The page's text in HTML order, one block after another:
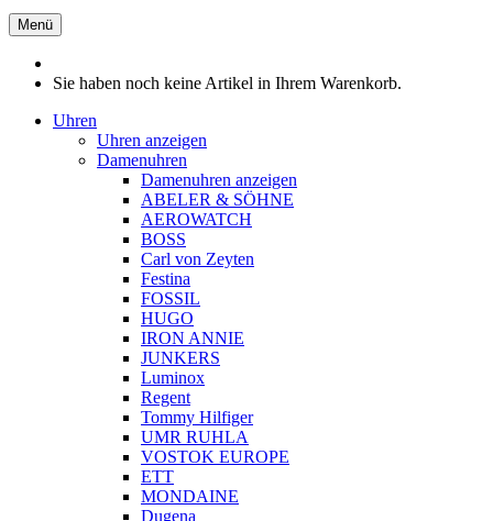
Menü
Sie haben noch keine Artikel in Ihrem Warenkorb.
Uhren
Uhren anzeigen
Damenuhren
Damenuhren anzeigen
ABELER & SÖHNE
AEROWATCH
BOSS
Carl von Zeyten
Festina
FOSSIL
HUGO
IRON ANNIE
JUNKERS
Luminox
Regent
Tommy Hilfiger
UMR RUHLA
VOSTOK EUROPE
ETT
MONDAINE
Dugena